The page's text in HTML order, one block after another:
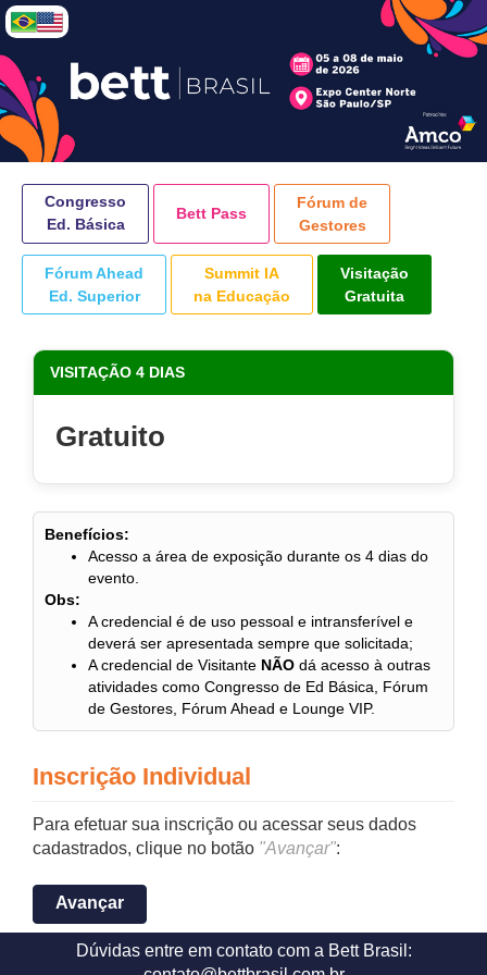
Congresso
Ed. Básica
Bett Pass
Fórum de
Gestores
Fórum Ahead
Ed. Superior
Summit IA
na Educação
Visitação
Gratuita
VISITAÇÃO 4 DIAS
Gratuito
Benefícios:
Acesso a área de exposição durante os 4 dias do
evento.
Obs:
A credencial é de uso pessoal e intransferível e
deverá ser apresentada sempre que solicitada;
A credencial de Visitante NÃO dá acesso à outras
atividades como Congresso de Ed Básica, Fórum
de Gestores, Fórum Ahead e Lounge VIP.
Inscrição Individual
Para efetuar sua inscrição ou acessar seus dados
cadastrados, clique no botão "Avançar":
Avançar
Dúvidas entre em contato com a Bett Brasil: